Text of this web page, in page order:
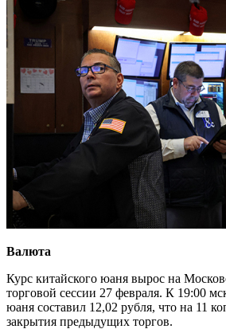
Валюта
Курс китайского юаня вырос на
торговой сессии 27 февраля. К 19:00
юаня составил 12,02 рубля, что на 11
закрытия предыдущих торгов.